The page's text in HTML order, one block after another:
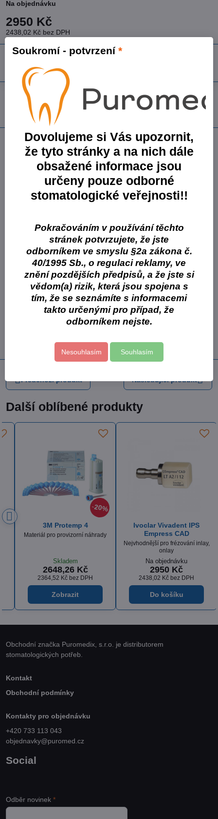
Na objednávku
2950 Kč
2438,02 Kč bez DPH
Přidat k Oblíbeným Dotaz k produktu Doručení
Výrobce: Ivoclar Vivadent AG
Popis
20 klinických zkušeností a více než 40 milionů náhrad
leucitová sklokeramika (160 MPa) pro výjimečnou estetiku
rozsáhlá řada odstínů a velikostí pro každého pacienta
fazety, inleje, onleje, frontální a distální korunky
A2: IPS Empress CAD CEREC/inLab Multi A2 C14/5
A3: IPS Empress CAD CEREC/inLab Multi A3 C14/5
K objednávce vepište typ, který objednáváte.
Více z kategorie
Výplně Otiskování Spotřební materiál
Fixační materiály Ivoclar Vivadent
Provizoria Doplňkový sortiment
Předchozí produkt Následující produkt
Další oblíbené produkty
Itena DentoCrown HD
C&B materiál na dočasné
Skladem
2341,29 Kč
2090,43 Kč bez DPH
Zobrazit
3M Protemp 4
Materiál pro provizorní náhrady
Skladem
2648,26 Kč
2364,52 Kč bez DPH
Zobrazit
Obchodní značka Puromedix, s.r.o. je distributorem
stomatologických potřeb.
Kontakt
Obchodní podmínky
Kontakty pro objednávku
+420 733 113 043
objednavky@puromed.cz
Social
Odběr novinek *
Soukromí - potvrzení *
Dovolujeme si Vás upozornit,
že tyto stránky a na nich dále
obsažené informace jsou
určeny pouze odborné
stomatologické veřejnosti!!
Pokračováním v používání těchto
stránek potvrzujete, že jste
odborníkem ve smyslu §2a zákona č.
40/1995 Sb., o regulaci reklamy, ve
znění pozdějších předpisů, a že jste si
vědom(a) rizik, která jsou spojena s
tím, že se seznámíte s informacemi
takto určenými pro případ, že
odborníkem nejste.
Nesouhlasím Souhlasím